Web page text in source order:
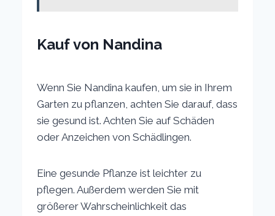
Kauf von Nandina
Wenn Sie Nandina kaufen, um sie in Ihrem
Garten zu pflanzen, achten Sie darauf, dass
sie gesund ist. Achten Sie auf Schäden
oder Anzeichen von Schädlingen.
Eine gesunde Pflanze ist leichter zu
pflegen. Außerdem werden Sie mit
größerer Wahrscheinlichkeit das